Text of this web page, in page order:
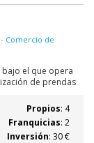
Comercio de
bajo el que opera
de prendas
marca capaz de
Propios: 4
Franquicias: 2
Inversión: 30 €